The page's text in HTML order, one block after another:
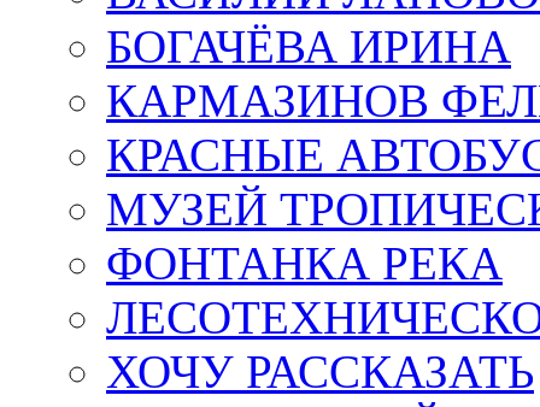
БОГАЧЁВА ИРИНА
КАРМАЗИНОВ
КРАСНЫЕ
МУЗЕЙ
ФОНТАНКА РЕКА
ХОЧУ РАССКАЗАТЬ